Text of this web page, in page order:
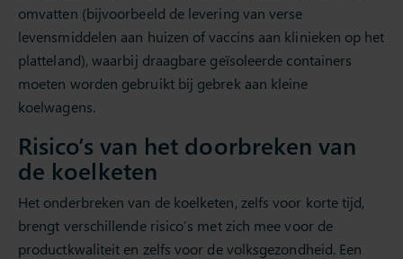
omvatten (bijvoorbeeld de levering van verse
levensmiddelen aan huizen of vaccins aan klinieken op het
platteland), waarbij draagbare geïsoleerde containers
moeten worden gebruikt bij gebrek aan kleine
koelwagens.
Risico’s van het doorbreken van
de koelketen
Het onderbreken van de koelketen, zelfs voor korte tijd,
brengt verschillende risico’s met zich mee voor de
productkwaliteit en zelfs voor de volksgezondheid. Een